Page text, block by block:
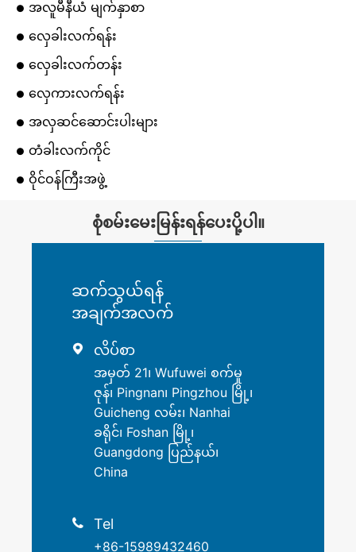
အလူမီနီယံ မျက်နှာစာ
လှေခါးလက်ရန်း
လှေခါးလက်တန်း
လှေကားလက်ရန်း
အလှဆင်ဆောင်းပါးများ
တံခါးလက်ကိုင်
ဝိုင်ဝန်ကြီးအဖွဲ့
စုံစမ်းမေးမြန်းရန်ပေးပို့ပါ။
ဆက်သွယ်ရန်
အချက်အလက်
 လိပ်စာ
အမှတ် 21၊ Wufuwei စက်မှု
ဇုန်၊ Pingnan၊ Pingzhou မြို့၊
Guicheng လမ်း၊ Nanhai
ခရိုင်၊ Foshan မြို့၊
Guangdong ပြည်နယ်၊
China
 Tel
+86-15989432460